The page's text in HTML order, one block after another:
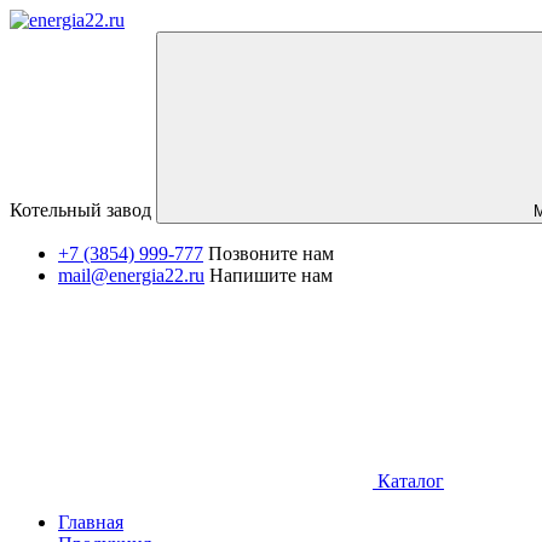
Котельный завод
+7 (3854) 999-777 Позвоните нам
mail@energia22.ru Напишите нам
Каталог
Главная